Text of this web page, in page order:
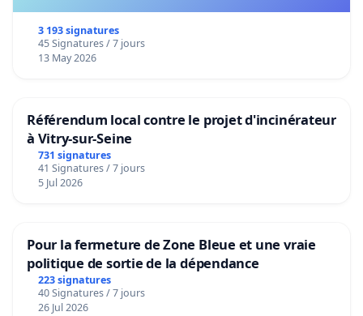
3 193 signatures
45 Signatures / 7 jours
13 May 2026
Référendum local contre le projet d'incinérateur
à Vitry-sur-Seine
731 signatures
41 Signatures / 7 jours
5 Jul 2026
Pour la fermeture de Zone Bleue et une vraie
politique de sortie de la dépendance
223 signatures
40 Signatures / 7 jours
26 Jul 2026